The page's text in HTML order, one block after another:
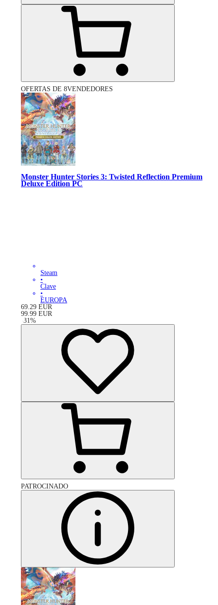
OFERTAS DE 8VENDEDORES
Monster Hunter Stories 3: Twisted Reflection Premium
Deluxe Edition PC
Steam
•
Clave
•
EUROPA
69.29 EUR
99.99 EUR
-31%
PATROCINADO